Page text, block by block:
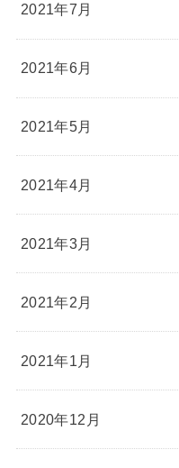
2021年7月
2021年6月
2021年5月
2021年4月
2021年3月
2021年2月
2021年1月
2020年12月